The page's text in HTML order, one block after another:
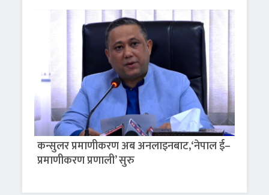
कन्सुलर प्रमाणीकरण अब अनलाइनबाट,‘नेपाल ई–
प्रमाणीकरण प्रणाली’ सुरु